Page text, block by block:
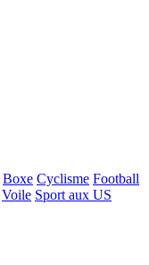
Boxe Cyclisme Football
Voile Sport aux US